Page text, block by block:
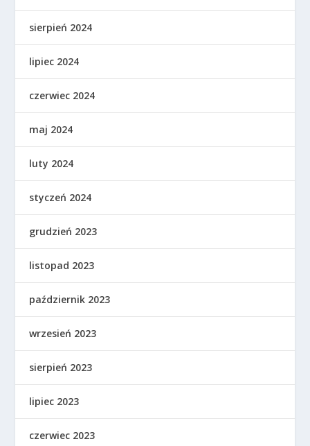
sierpień 2024
lipiec 2024
czerwiec 2024
maj 2024
luty 2024
styczeń 2024
grudzień 2023
listopad 2023
październik 2023
wrzesień 2023
sierpień 2023
lipiec 2023
czerwiec 2023